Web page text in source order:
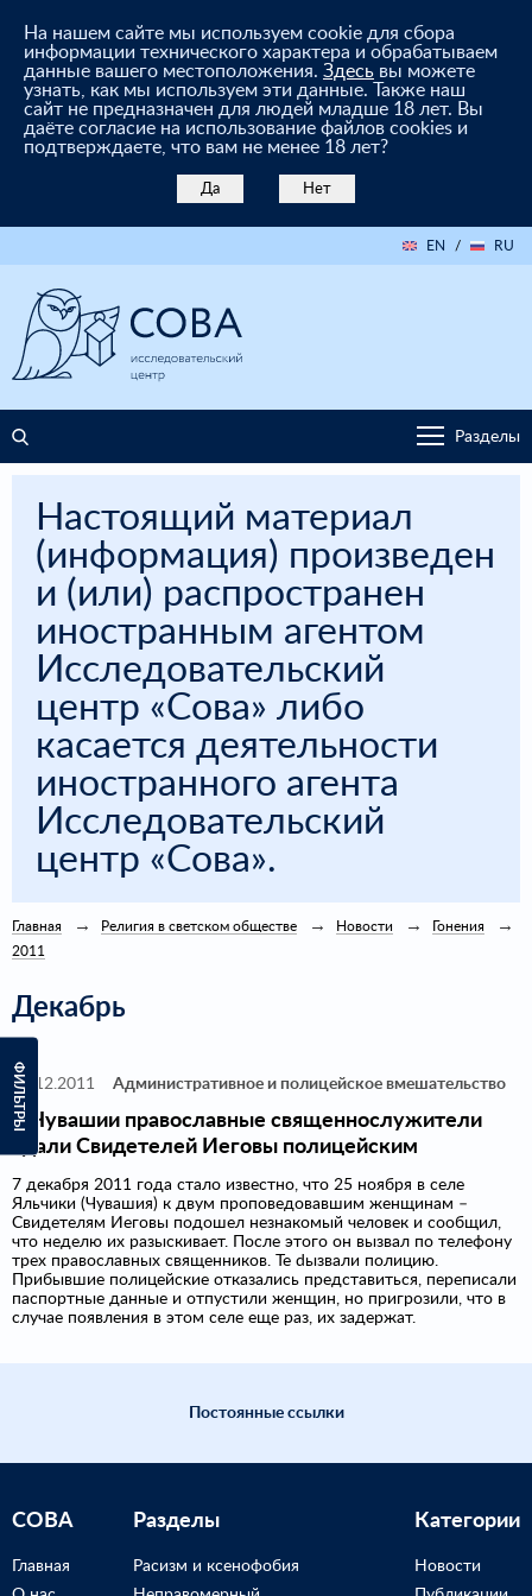
На нашем сайте мы используем cookie для сбора
информации технического характера и обрабатываем
данные вашего местоположения. Здесь вы можете
узнать, как мы используем эти данные. Также наш
сайт не предназначен для людей младше 18 лет. Вы
даёте согласие на использование файлов cookies и
подтверждаете, что вам не менее 18 лет?
Да Нет
EN / RU
Разделы
Настоящий материал
(информация) произведен
и (или) распространен
иностранным агентом
Исследовательский
центр «Сова» либо
касается деятельности
иностранного агента
Исследовательский
центр «Сова».
ФИЛЬТРЫ
Главная Религия в светском обществе Новости
Гонения
2011
Декабрь
07.12.2011 Административное и полицейское вмешательство
В Чувашии православные священнослужители
сдали Свидетелей Иеговы полицейским
7 декабря 2011 года стало известно, что 25 ноября в селе
Яльчики (Чувашия) к двум проповедовавшим женщинам –
Свидетелям Иеговы подошел незнакомый человек и сообщил,
что неделю их разыскивает. После этого он вызвал по телефону
трех православных священников. Те dызвали полицию.
Прибывшие полицейские отказались представиться, переписали
паспортные данные и отпустили женщин, но пригрозили, что в
случае появления в этом селе еще раз, их задержат.
Постоянные ссылки
СОВА
Главная
Разделы
Расизм и ксенофобия
Категории
Новости